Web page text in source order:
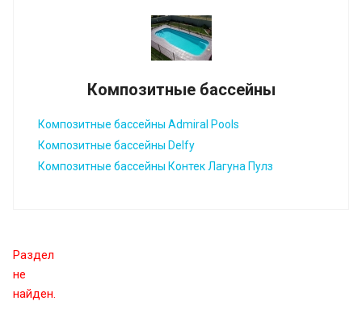
Композитные бассейны
Композитные бассейны Admiral Pools
Композитные бассейны Delfy
Композитные бассейны Контек Лагуна Пулз
Раздел
не
найден.